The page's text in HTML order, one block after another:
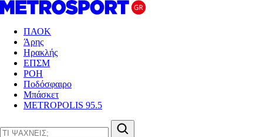
ΠΑΟΚ
Άρης
Ηρακλής
ΕΠΣΜ
ΡΟΗ
Ποδόσφαιρο
Μπάσκετ
METROPOLIS 95.5